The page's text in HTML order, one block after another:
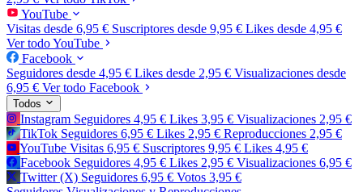
YouTube
Visitas desde 6,95 € Suscriptores desde 9,95 € Likes desde 4,95 €
Ver todo YouTube
Facebook
Seguidores desde 4,95 € Likes desde 2,95 € Visualizaciones desde
6,95 € Ver todo Facebook
Todos
Instagram Seguidores 4,95 € Likes 3,95 € Visualizaciones 2,95 €
TikTok Seguidores 6,95 € Likes 2,95 € Reproducciones 2,95 €
YouTube Visitas 6,95 € Suscriptores 9,95 € Likes 4,95 €
Facebook Seguidores 4,95 € Likes 2,95 € Visualizaciones 6,95 €
Twitter (X) Seguidores 6,95 € Votos 3,95 €